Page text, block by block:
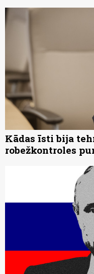
Kādas īsti bija
robežkontroles